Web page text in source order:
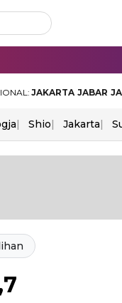
JAKARTA JABAR
Shio Jakarta